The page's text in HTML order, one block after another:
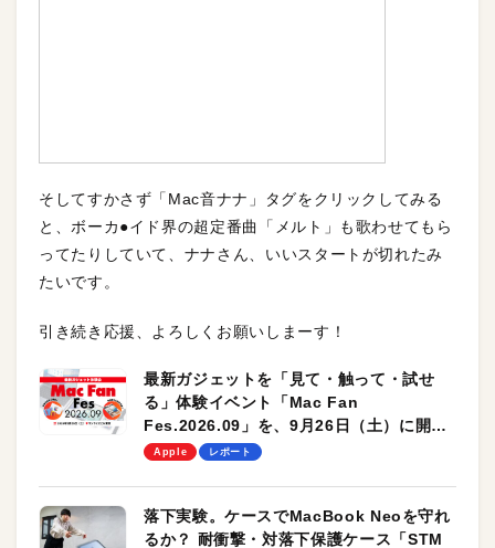
そしてすかさず「Mac音ナナ」タグをクリックしてみる
と、ボーカ●イド界の超定番曲「メルト」も歌わせてもら
ってたりしていて、ナナさん、いいスタートが切れたみ
たいです。
引き続き応援、よろしくお願いしまーす！
最新ガジェットを「見て・触って・試せ
る」体験イベント「Mac Fan
Fes.2026.09」を、9月26日（土）に開催
します！
Apple レポート
落下実験。ケースでMacBook Neoを守れ
るか？ 耐衝撃・対落下保護ケース「STM